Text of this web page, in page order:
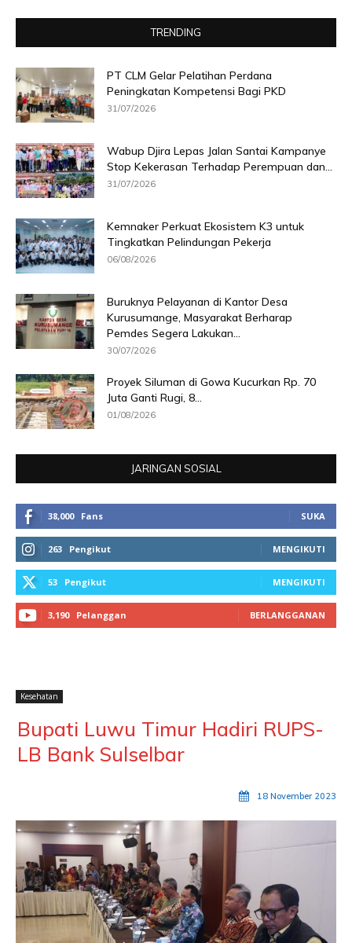
TRENDING
PT CLM Gelar Pelatihan Perdana
Peningkatan Kompetensi Bagi PKD
31/07/2026
Wabup Djira Lepas Jalan Santai Kampanye
Stop Kekerasan Terhadap Perempuan dan...
31/07/2026
Kemnaker Perkuat Ekosistem K3 untuk
Tingkatkan Pelindungan Pekerja
06/08/2026
Buruknya Pelayanan di Kantor Desa
Kurusumange, Masyarakat Berharap
Pemdes Segera Lakukan...
30/07/2026
Proyek Siluman di Gowa Kucurkan Rp. 70
Juta Ganti Rugi, 8...
01/08/2026
JARINGAN SOSIAL
38,000 Fans SUKA
263 Pengikut MENGIKUTI
53 Pengikut MENGIKUTI
3,190 Pelanggan BERLANGGANAN